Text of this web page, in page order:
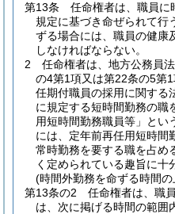
第13条
任命権者は、職員に
規定に基づき命ぜられて行
ずる場合には、職員の健康
しなければならない。
2
任命権者は、地方公務員法
の4第1項又は第22条の5第
任期付職員の採用に関する
に規定する短時間勤務の職
用短時間勤務職員等」とい
には、定年前再任用短時間
常時勤務を要する職を占め
く定められている趣旨に十
(時間外勤務を命ずる時間の
第13条の2
任命権者は、職
は、次に掲げる時間の範囲